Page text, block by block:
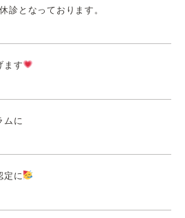
診となっております。
ます
ムに
定に